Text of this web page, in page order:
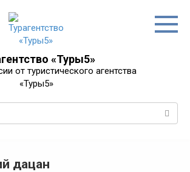
«Туры5»
от туристического агентства
«Туры5»
дацан